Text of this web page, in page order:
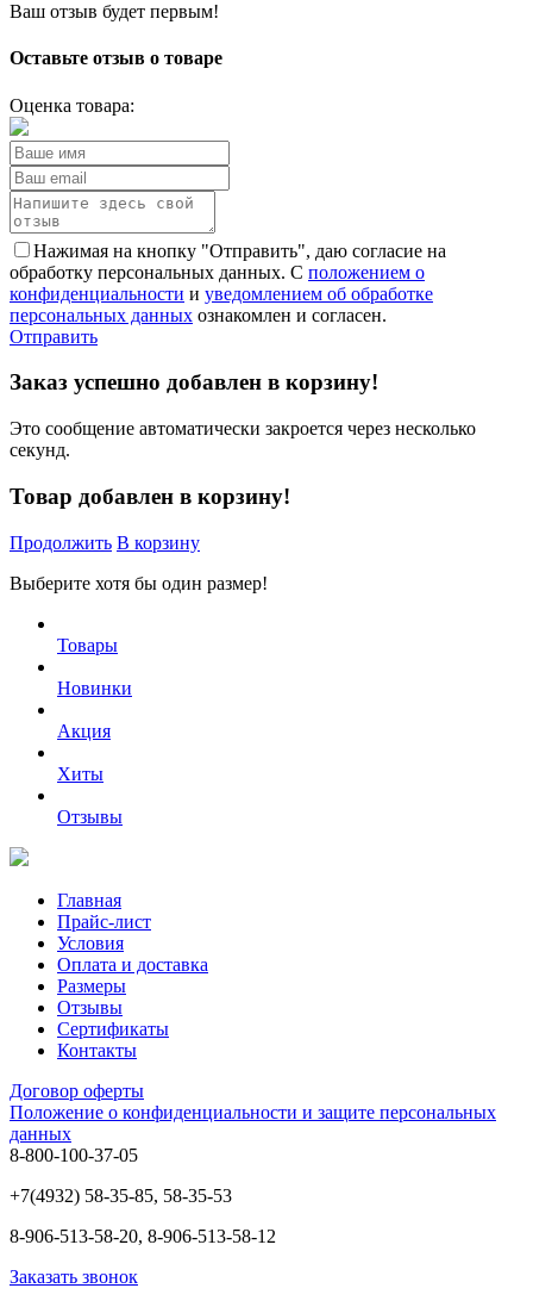
Ваш отзыв будет первым!
Оставьте отзыв о товаре
Оценка товара:
Нажимая на кнопку "Отправить", даю согласие на
обработку персональных данных. С положением о
конфиденциальности и уведомлением об обработке
персональных данных ознакомлен и согласен.
Отправить
Заказ успешно добавлен в корзину!
Это сообщение автоматически закроется через несколько
секунд.
Товар добавлен в корзину!
Продолжить В корзину
Выберите хотя бы один размер!
Товары
Новинки
Акция
Хиты
Отзывы
Главная
Прайс-лист
Условия
Оплата и доставка
Размеры
Отзывы
Сертификаты
Контакты
Договор оферты
Положение о конфиденциальности и защите персональных
данных
8-800-100-37-05
+7(4932) 58-35-85, 58-35-53
8-906-513-58-20, 8-906-513-58-12
Заказать звонок